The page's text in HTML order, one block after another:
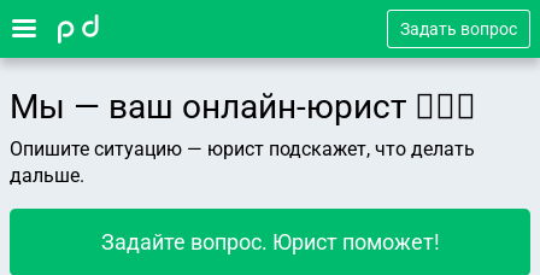
Задать вопрос
Мы — ваш онлайн-юрист 👨🏻‍⚖️
Опишите ситуацию — юрист подскажет, что делать
дальше.
Задайте вопрос. Юрист поможет!